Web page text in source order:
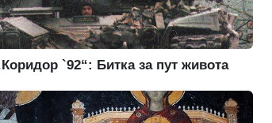
`92“: Битка за пут живота